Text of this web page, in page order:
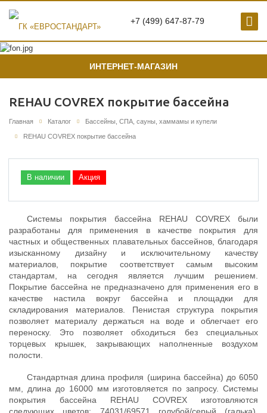
+7 (499) 647-87-79
ИНТЕРНЕТ-МАГАЗИН
REHAU COVREX покрытие бассейна
Главная Каталог Бассейны, СПА, сауны, хаммамы и купели
REHAU COVREX покрытие бассейна
В наличии Акция
Системы покрытия бассейна REHAU COVREX были
разработаны для применения в качестве покрытия для
частных и общественных плавательных бассейнов, благодаря
изысканному дизайну и исключительному качеству
материалов, покрытие соответствует самым высоким
стандартам, на сегодня является лучшим решением.
Покрытие бассейна не предназначено для применения его в
качестве настила вокруг бассейна и площадки для
складирования материалов. Пенистая структура покрытия
позволяет материалу держаться на воде и облегчает его
переноску. Это позволяет обходиться без специальных
торцевых крышек, закрывающих наполненные воздухом
полости.
Стандартная длина профиля (ширина бассейна) до 6050
мм, длина до 16000 мм изготовляется по запросу. Системы
покрытия бассейна REHAU COVREX изготовляются
следующих цветов: 74031/69571 голубой/серый (галька),